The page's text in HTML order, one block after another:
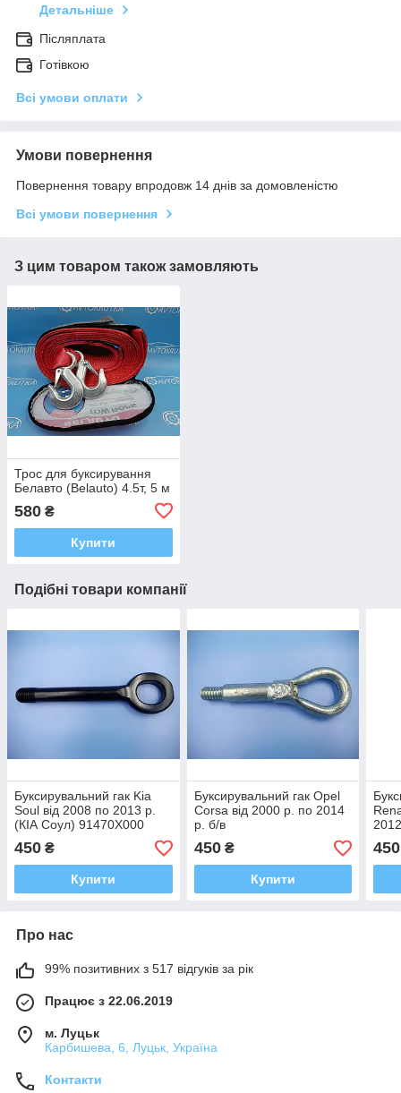
Детальніше
Післяплата
Готівкою
Всі умови оплати
Умови повернення
Повернення товару впродовж 14 днів за домовленістю
Всі умови повернення
З цим товаром також замовляють
Трос для буксирування
Белавто (Belauto) 4.5т, 5 м
580 ₴
Купити
Подібні товари компанії
Буксирувальний гак Kia
Soul від 2008 по 2013 р.
(КІА Соул) 91470X000
450 ₴
Купити
Буксирувальний гак Opel
Corsa від 2000 р. по 2014
р. б/в
450₴
Купити
450
Про нас
99% позитивних з 517 відгуків за рік
Працює з 22.06.2019
м. Луцьк
Карбишева, 6, Луцьк, Україна
Контакти